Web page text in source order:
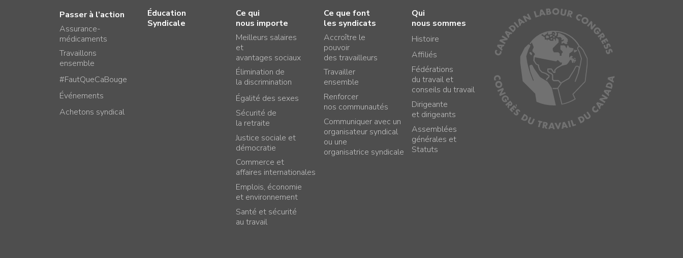
Passer à l’action
Assurance-
médicaments
Travaillons
ensemble
#FautQueCaBouge
Événements
Achetons syndical
Éducation
Syndicale
Ce qui
nous importe
Meilleurs salaires
et
avantages sociaux
Élimination de
la discrimination
Égalité des sexes
Sécurité de
la retraite
Justice sociale et
démocratie
Commerce et
affaires internationales
Emplois, économie
et environnement
Santé et sécurité
au travail
Ce que font
les syndicats
Accroître le
pouvoir
des travailleurs
Travailler
ensemble
Renforcer
nos communautés
Communiquer avec un
organisateur syndical
ou une
organisatrice syndicale
Qui
nous sommes
Histoire
Affiliés
Fédérations
du travail et
conseils du travail
Dirigeante
et dirigeants
Assemblées
générales et
Statuts